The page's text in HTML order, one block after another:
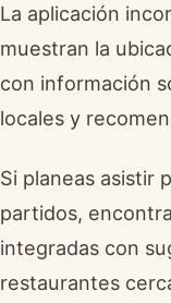
La aplicación
muestran la
con información
locales y
Si planeas asistir
partidos,
integradas con
restaurantes